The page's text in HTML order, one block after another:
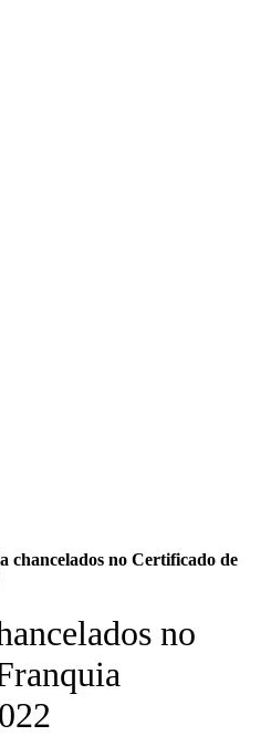
chancelados no Certificado de
no